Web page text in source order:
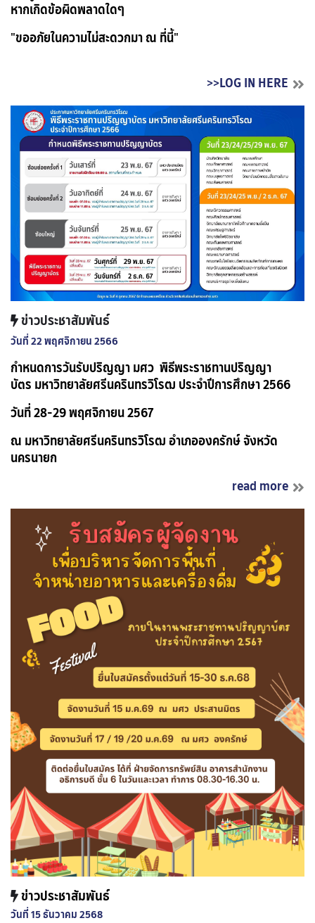
หากเกิดข้อผิดพลาดใดๆ
"ขออภัยในความไม่สะดวกมา ณ ที่นี้"
>>LOG IN HERE
ข่าวประชาสัมพันธ์
วันที่ 22 พฤศจิกายน 2566
กำหนดการวันรับปริญญา มศว พิธีพระราชทานปริญญา
บัตร มหาวิทยาลัยศรีนครินทรวิโรฒ ประจำปีการศึกษา 2566
วันที่ 28-29 พฤศจิกายน 2567
ณ มหาวิทยาลัยศรีนครินทรวิโรฒ อำเภอองครักษ์ จังหวัด
นครนายก
read more
ข่าวประชาสัมพันธ์
วันที่ 15 ธันวาคม 2568